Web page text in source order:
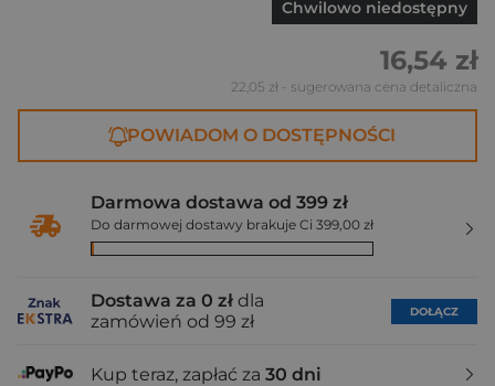
Chwilowo niedostępny
16,54 zł
22,05 zł - sugerowana cena detaliczna
POWIADOM O DOSTĘPNOŚCI
Darmowa dostawa od 399 zł
Do darmowej dostawy brakuje Ci 399,00 zł
Dostawa za 0 zł dla
zamówień od 99 zł
DOŁĄCZ
Kup teraz, zapłać za 30 dni